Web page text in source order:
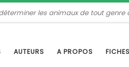
les animaux de tout genre
AUTEURS A PROPOS